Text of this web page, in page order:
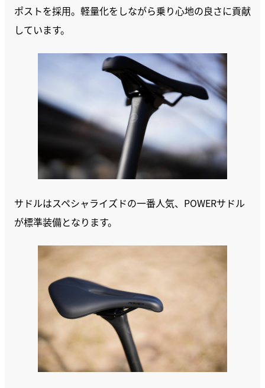
ポストを採用。軽量化をしながら乗り心地の良さに貢献
しています。
サドルはスペシャライズドの一番人気、POWERサドル
が標準装備となります。